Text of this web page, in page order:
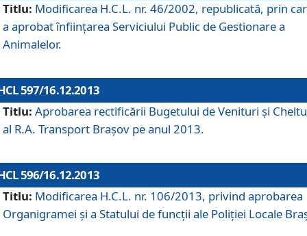
Titlu: Modificarea H.C.L. nr. 46/2002, republicată, prin
a aprobat înfiinţarea Serviciului Public de Gestionare a
Animalelor.
597/16.12.2013
Titlu: Aprobarea rectificării Bugetului de Venituri şi
al R.A. Transport Braşov pe anul 2013.
596/16.12.2013
Titlu: Modificarea H.C.L. nr. 106/2013, privind aprobarea
Organigramei şi a Statului de funcţii ale Poliţiei Locale